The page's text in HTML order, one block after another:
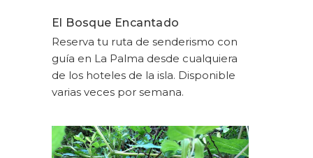
El Bosque Encantado
Reserva tu ruta de senderismo con
guía en La Palma desde cualquiera
de los hoteles de la isla. Disponible
varias veces por semana.